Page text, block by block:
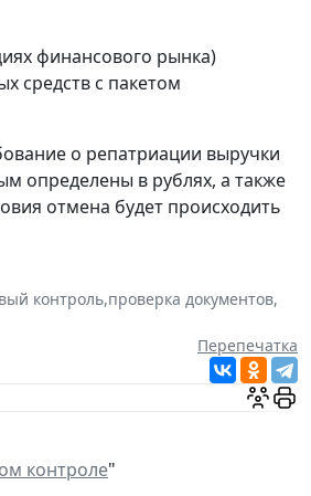
финансового рынка)
средств с пакетом
о репатриации выручки
определены в рублях, а также
отмена будет происходить
контроль,проверка документов,
Перепечатка
контроле"